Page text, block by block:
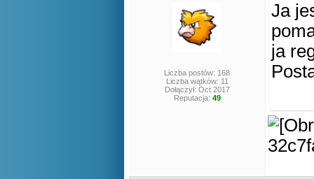
Liczba postów: 168
Liczba wątków: 11
Dołączył: Oct 2017
Reputacja: 49
Ja
ja